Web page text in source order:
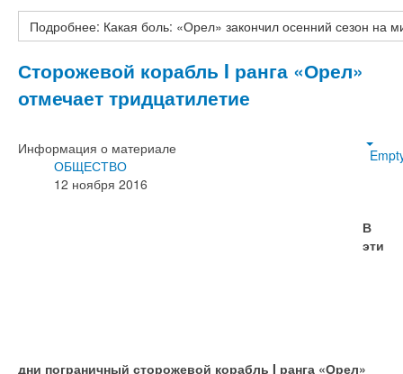
Подробнее: Какая боль: «Орел» закончил осенний сезон на
Сторожевой корабль I ранга «Орел»
отмечает тридцатилетие
Информация о материале
ОБЩЕСТВО
12 ноября 2016
В
эти
дни пограничный сторожевой корабль I ранга «Орел»